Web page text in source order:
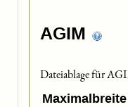
AGIM
Dateiablage für
Maximalbreite